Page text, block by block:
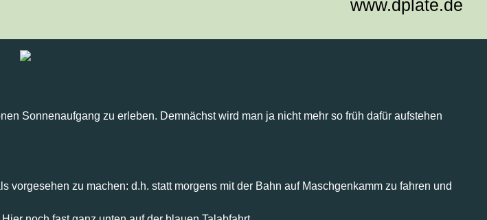
Sonnenaufgang zu erleben. Demnächst wird man ja nicht mehr so früh dafür aufstehen
zu machen: d.h. statt morgens mit der Bahn auf Maschgenkamm zu fahren und
www.dplate.de